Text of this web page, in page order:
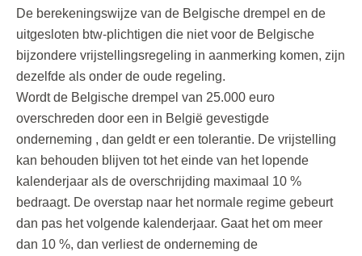
De berekeningswijze van de Belgische drempel en de
uitgesloten btw-plichtigen die niet voor de Belgische
bijzondere vrijstellingsregeling in aanmerking komen, zijn
dezelfde als onder de oude regeling.
Wordt de Belgische drempel van 25.000 euro
overschreden door een in België gevestigde
onderneming , dan geldt er een tolerantie. De vrijstelling
kan behouden blijven tot het einde van het lopende
kalenderjaar als de overschrijding maximaal 10 %
bedraagt. De overstap naar het normale regime gebeurt
dan pas het volgende kalenderjaar. Gaat het om meer
dan 10 %, dan verliest de onderneming de